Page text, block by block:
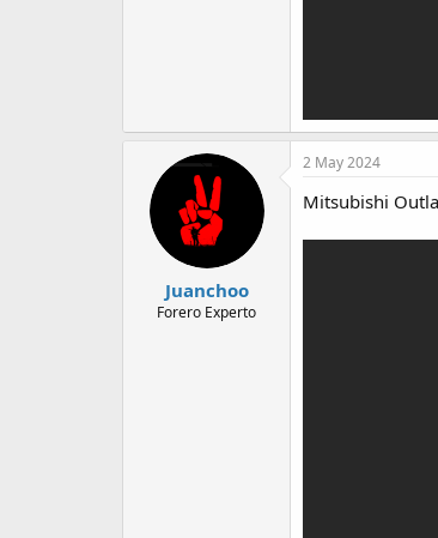
Juanchoo
Forero Experto
2 May 2024
Mitsubishi